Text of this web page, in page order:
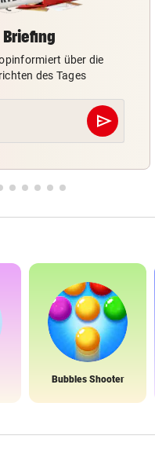
Briefing
über die
des Tages
send
Abschicken
Bubbles Shooter